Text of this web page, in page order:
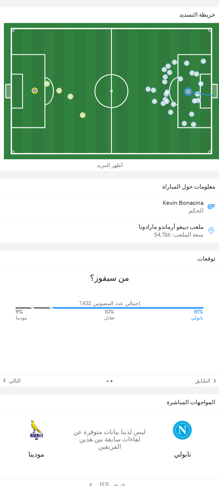
خريطة التسديد
أظهر المزيد
معلومات حول المباراة
Kevin Bonacina
الحكم
ملعب دييغو أرماندو مارادونا
سعة الملعب: 54,726
توقعات
من سيفوز؟
إجمالي عدد المصوتين 7,432
81%
نابولي
10%
تعادل
9%
مودينا
السّابق التالي
المواجهات المباشرة
نابولي
ليس لدينا بيانات متوفرة عن
لقاءات سابقة بين هذين
الفريقين
مودينا
عرض الكل